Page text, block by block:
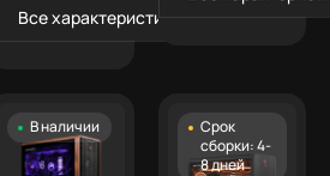
Все характеристики
В наличии
Срок
сборки: 4-
8 дней